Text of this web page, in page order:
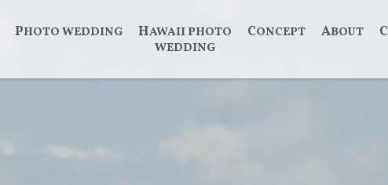
PHOTO WEDDING
HAWAII PHOTO
WEDDING
CONCEPT ABOUT